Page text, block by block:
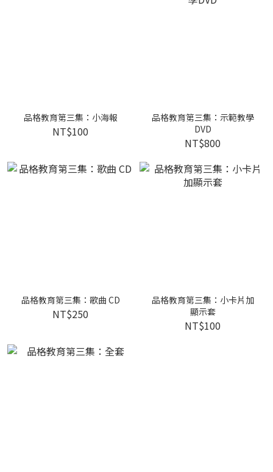
品格教育第三集：小海報
NT$100
品格教育第三集：示範教學
DVD
NT$800
品格教育第三集：歌曲 CD
NT$250
品格教育第三集：小卡片加
顯示套
NT$100